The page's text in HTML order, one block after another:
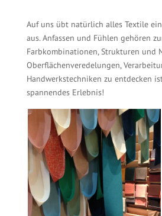
Auf uns übt natürlich alles Textile
aus. Anfassen und Fühlen gehören
Farbkombinationen, Strukturen und
Oberflächenveredelungen,
Handwerkstechniken zu entdecken
spannendes Erlebnis!